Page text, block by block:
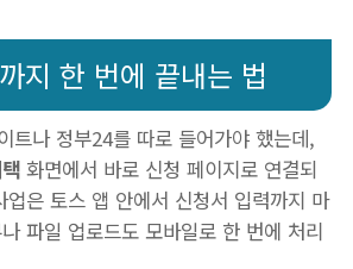
지 한 번에 끝내는 법
트나 정부24를 따로 들어가야 했는데,
화면에서 바로 신청 페이지로 연결되
은 토스 앱 안에서 신청서 입력까지 마
파일 업로드도 모바일로 한 번에 처리